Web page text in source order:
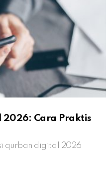
Cara Praktis
qurban digital 2026